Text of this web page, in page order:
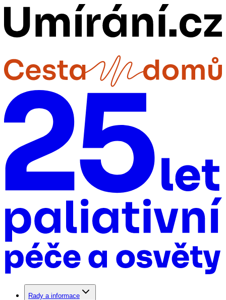
Rady a informace